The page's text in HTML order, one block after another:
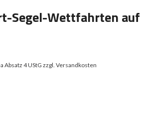
Segel-Wettfahrten auf
Absatz 4 UStGzzgl. Versandkosten